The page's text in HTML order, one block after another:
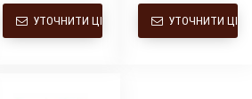
УТОЧНИТИ ЦІНУ УТОЧНИТИ ЦІНУ